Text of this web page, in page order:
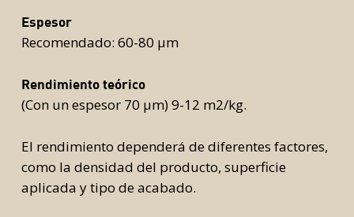
Espesor
Recomendado: 60-80 μm
Rendimiento teórico
(Con un espesor 70 μm) 9-12 m2/kg.
El rendimiento dependerá de diferentes factores,
como la densidad del producto, superficie
aplicada y tipo de acabado.